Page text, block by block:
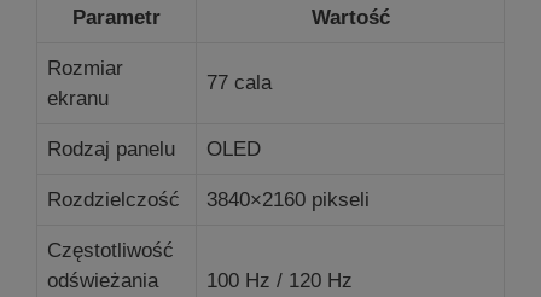
Parametr Wartość
Rozmiar
ekranu
77 cala
Rodzaj panelu OLED
Rozdzielczość 3840×2160 pikseli
Częstotliwość
odświeżania
100 Hz / 120 Hz